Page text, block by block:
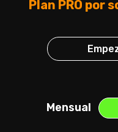
Plan PRO por
Mensual